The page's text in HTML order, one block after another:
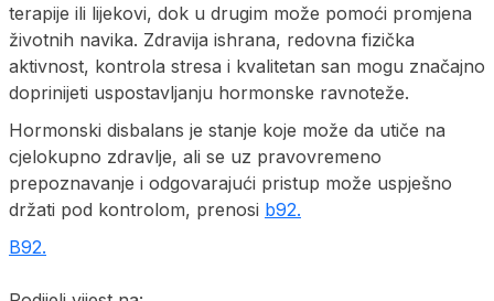
terapije ili lijekovi, dok u drugim može pomoći promjena
životnih navika. Zdravija ishrana, redovna fizička
aktivnost, kontrola stresa i kvalitetan san mogu značajno
doprinijeti uspostavljanju hormonske ravnoteže.
Hormonski disbalans je stanje koje može da utiče na
cjelokupno zdravlje, ali se uz pravovremeno
prepoznavanje i odgovarajući pristup može uspješno
držati pod kontrolom, prenosi b92.
B92.